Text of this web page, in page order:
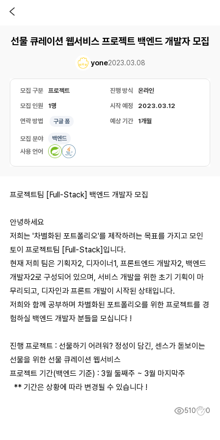
선물 큐레이션 웹서비스 프로젝트 백엔드 개발자 모집
yone2023.03.08
모집 구분 프로젝트 진행 방식 온라인
모집 인원 1명 시작 예정 2023.03.12
연락 방법 구글 폼 예상 기간 1개월
모집 분야 백엔드
사용 언어
프로젝트팀 [Full-Stack] 백엔드 개발자 모집
안녕하세요
저희는 '차별화된 포트폴리오'를 제작하려는 목표를 가지고 모인
토이 프로젝트팀 [Full-Stack]입니다.
현재 저희 팀은 기획자2, 디자이너1, 프론트엔드 개발자2, 백엔드
개발자2로 구성되어 있으며, 서비스 개발을 위한 초기 기획이 마
무리되고, 디자인과 프론트 개발이 시작된 상태입니다.
저희와 함께 공부하며 차별화된 포트폴리오를 위한 프로젝트를 경
험하실 백엔드 개발자 분들을 모십니다 !
진행 프로젝트 : 선물하기 어려워? 정성이 담긴, 센스가 돋보이는
선물을 위한 선물 큐레이션 웹서비스
프로젝트 기간(백엔드 기준) : 3월 둘째주 ~ 3월 마지막주
** 기간은 상황에 따라 변경될 수 있습니다 !
510 0